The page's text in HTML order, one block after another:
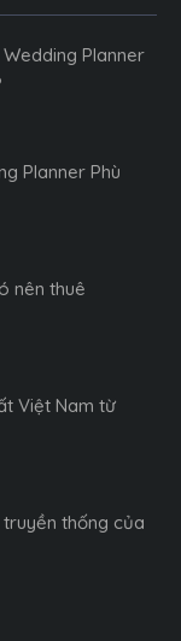
Planner
Planner Phù
nên thuê
Việt Nam từ
thống của